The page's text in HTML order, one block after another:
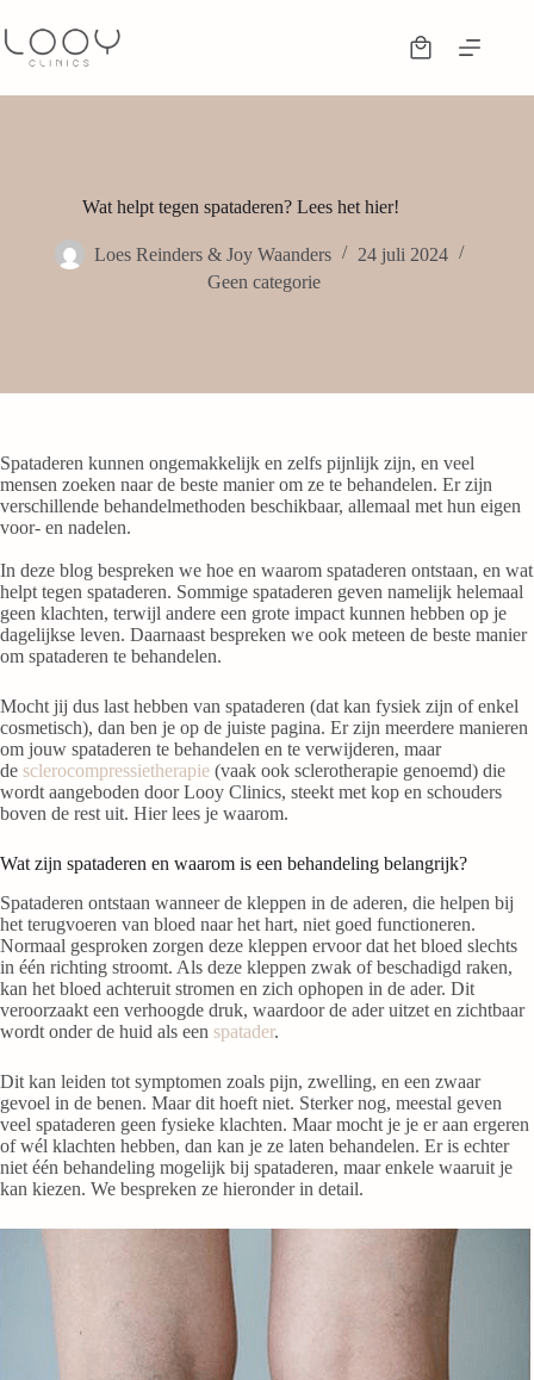
Wat helpt tegen spataderen? Lees het hier!
Loes Reinders & Joy Waanders
24 juli 2024
Geen categorie
Spataderen kunnen ongemakkelijk en zelfs pijnlijk zijn, en veel
mensen zoeken naar de beste manier om ze te behandelen. Er zijn
verschillende behandelmethoden beschikbaar, allemaal met hun eigen
voor- en nadelen.
In deze blog bespreken we hoe en waarom spataderen ontstaan, en wat
helpt tegen spataderen. Sommige spataderen geven namelijk helemaal
geen klachten, terwijl andere een grote impact kunnen hebben op je
dagelijkse leven. Daarnaast bespreken we ook meteen de beste manier
om spataderen te behandelen.
Mocht jij dus last hebben van spataderen (dat kan fysiek zijn of enkel
cosmetisch), dan ben je op de juiste pagina. Er zijn meerdere manieren
om jouw spataderen te behandelen en te verwijderen, maar
de sclerocompressietherapie (vaak ook sclerotherapie genoemd) die
wordt aangeboden door Looy Clinics, steekt met kop en schouders
boven de rest uit. Hier lees je waarom.
Wat zijn spataderen en waarom is een behandeling belangrijk?
Spataderen ontstaan wanneer de kleppen in de aderen, die helpen bij
het terugvoeren van bloed naar het hart, niet goed functioneren.
Normaal gesproken zorgen deze kleppen ervoor dat het bloed slechts
in één richting stroomt. Als deze kleppen zwak of beschadigd raken,
kan het bloed achteruit stromen en zich ophopen in de ader. Dit
veroorzaakt een verhoogde druk, waardoor de ader uitzet en zichtbaar
wordt onder de huid als een spatader.
Dit kan leiden tot symptomen zoals pijn, zwelling, en een zwaar
gevoel in de benen​​​​. Maar dit hoeft niet. Sterker nog, meestal geven
veel spataderen geen fysieke klachten. Maar mocht je je er aan ergeren
of wél klachten hebben, dan kan je ze laten behandelen. Er is echter
niet één behandeling mogelijk bij spataderen, maar enkele waaruit je
kan kiezen. We bespreken ze hieronder in detail.